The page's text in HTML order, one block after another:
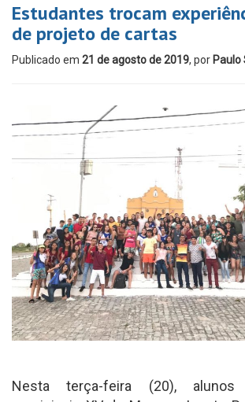
Estudantes trocam
de projeto de cartas
Publicado em 21 de agosto de 2019, por Paulo
Nesta terça-feira (20),